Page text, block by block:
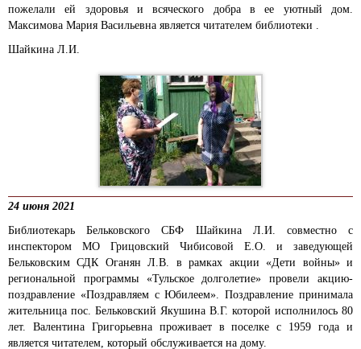
пожелали ей здоровья и всяческого добра в ее уютный дом.
Максимова Мария Васильевна является читателем библиотеки .
Шайкина Л.И.
24 июня 2021
Библиотекарь Бельковского СБФ Шайкина Л.И. совместно с
инспектором МО Грицовский Чибисовой Е.О. и заведующей
Бельковским СДК Оганян Л.В. в рамках акции «Дети войны» и
региональной программы «Тульское долголетие» провели акцию-
поздравление «Поздравляем с Юбилеем». Поздравление принимала
жительница пос. Бельковский Якушина В.Г. которой исполнилось 80
лет. Валентина Григорьевна проживает в поселке с 1959 года и
является читателем, который обслуживается на дому.